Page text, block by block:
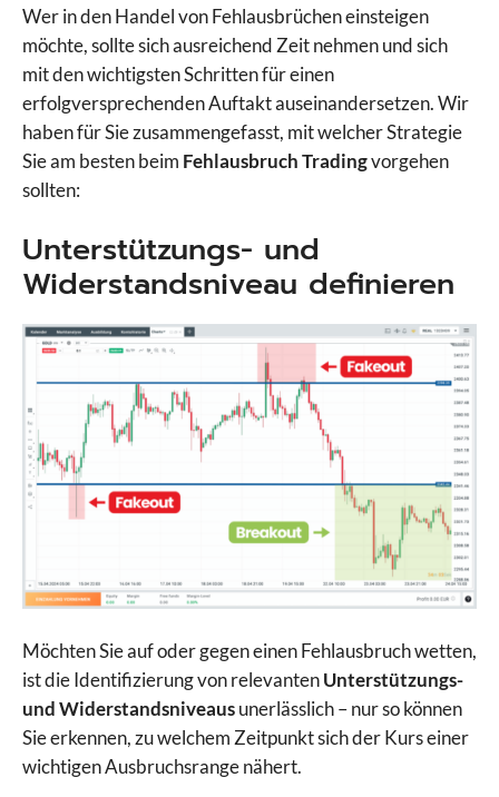
Wer in den Handel von Fehlausbrüchen einsteigen
möchte, sollte sich ausreichend Zeit nehmen und sich
mit den wichtigsten Schritten für einen
erfolgversprechenden Auftakt auseinandersetzen. Wir
haben für Sie zusammengefasst, mit welcher Strategie
Sie am besten beim Fehlausbruch Tradingvorgehen
sollten:
Unterstützungs- und
Widerstandsniveau definieren
Möchten Sie auf oder gegen einen Fehlausbruch wetten,
ist die Identifizierung von relevantenUnterstützungs-
und Widerstandsniveausunerlässlich – nur so können
Sie erkennen, zu welchem Zeitpunkt sich der Kurs einer
wichtigen Ausbruchsrange nähert.